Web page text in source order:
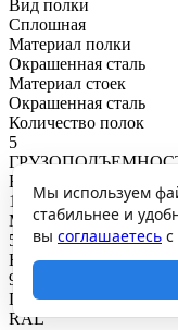
Вид полки
Сплошная
Материал полки
Окрашенная сталь
Материал стоек
Окрашенная сталь
Количество полок
5
Нагрузка на полку, кг
100
Максимальная общая
500
Нагрузка на секцию,
900
ПОКРЫТИЕ И ЦВЕТ
RAL
Мы используем
стабильнее и
вы соглашаетесь